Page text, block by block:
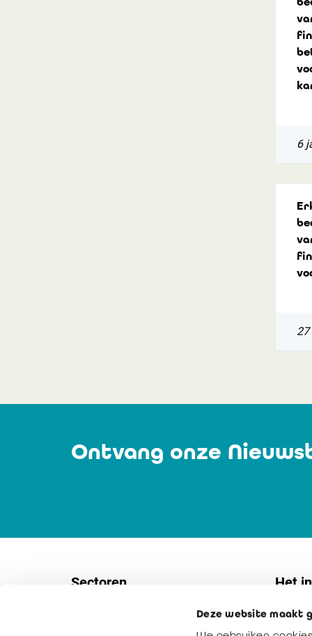
Deze website maakt
6
27
Ontvang onze
Sectoren Het